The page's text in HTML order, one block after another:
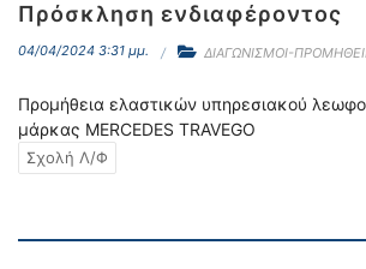
Πρόσκληση ενδιαφέροντος
04/04/2024 3:31 μμ. ΔΙΑΓΩΝΙΣΜΟΙ-
Προμήθεια ελαστικών υπηρεσιακού
μάρκας MERCEDES TRAVEGO
Σχολή Λ/Φ